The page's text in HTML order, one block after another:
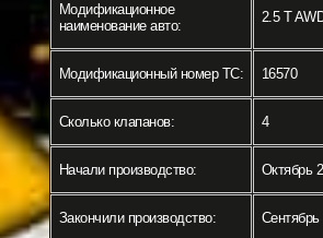
Модификационное
наименование авто:
2.5 T
Модификационный номер ТС: 16570
Сколько клапанов: 4
Начали производство: Октябрь
Закончили производство: Сентябрь